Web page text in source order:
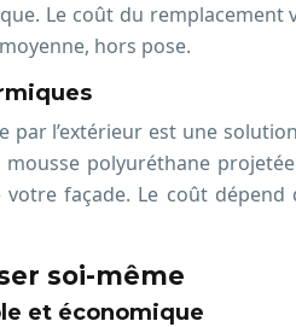
Le coût du
hors pose.
par l’extérieur est une
polyuréthane
façade. Le coût
soi-même
et économique